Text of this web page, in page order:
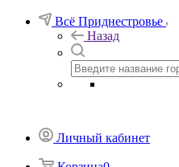
Всё Приднестровье
Назад
Личный кабинет